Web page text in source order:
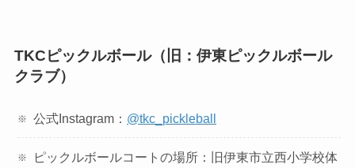
TKCピックルボール（旧：伊東ピックルボール
クラブ）
公式Instagram： @tkc_pickleball
ピックルボールコートの場所：旧伊東市立西小学校体